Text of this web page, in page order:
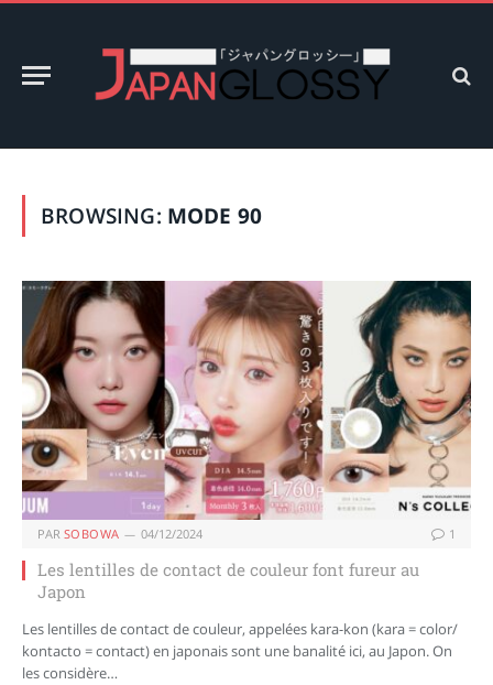
BROWSING: MODE 90
PAR SOBOWA 04/12/2024 1
Les lentilles de contact de couleur font fureur au
Japon
Les lentilles de contact de couleur, appelées kara-kon (kara = color/
kontacto = contact) en japonais sont une banalité ici, au Japon. On
les considère…